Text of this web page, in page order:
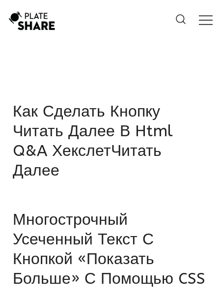
Как Сделать Кнопку
Читать Далее В Html
Q&A ХекслетЧитать
Далее
Многострочный
Усеченный Текст С
Кнопкой «Показать
Больше» С Помощью CSS